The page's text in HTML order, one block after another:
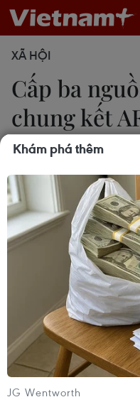
XÃ HỘI
Cấp ba
chung kết
2018
Mạnh Khánh
15/12/2018 03:38
Tổng Công ty Điện
cầu Công ty Điện
với các bộ phận liên
tuyệt đối, liên tục
Khám phá thêm
JG Wentworth